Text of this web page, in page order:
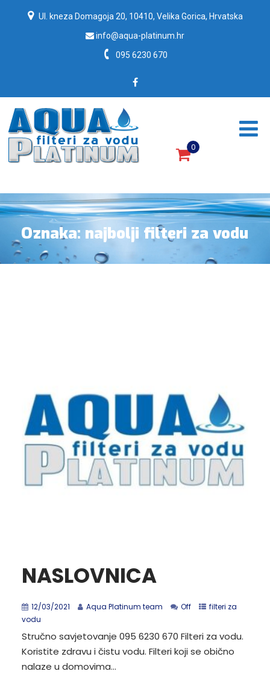
Ul. kneza Domagoja 20, 10410, Velika Gorica, Hrvatska
info@aqua-platinum.hr
095 6230 670
0
Oznaka: najbolji filteri za vodu
NASLOVNICA
12/03/2021 Aqua Platinum team Off
filteri za
vodu
Stručno savjetovanje 095 6230 670 Filteri za vodu.
Koristite zdravu i čistu vodu. Filteri koji se obično
nalaze u domovima...